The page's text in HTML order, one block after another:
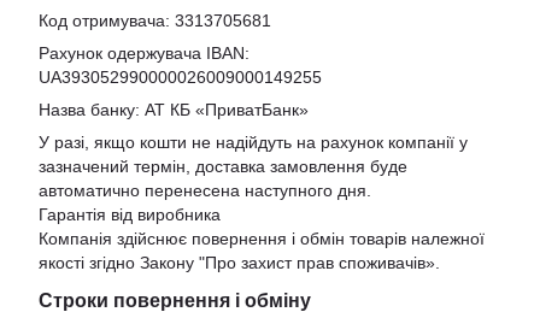
Код отримувача: 3313705681
Рахунок одержувача IBAN:
UA393052990000026009000149255
Назва банку: АТ КБ «ПриватБанк»
У разі, якщо кошти не надійдуть на рахунок компанії у
зазначений термін, доставка замовлення буде
автоматично перенесена наступного дня.
Гарантія від виробника
Компанія здійснює повернення і обмін товарів належної
якості згідно Закону "Про захист прав споживачів»
Строки повернення і обміну